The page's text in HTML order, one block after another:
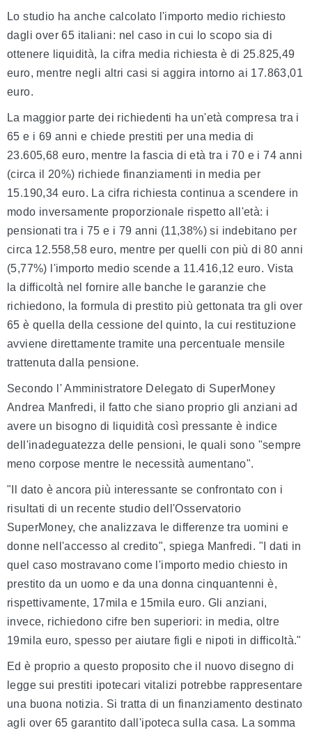
Lo studio ha anche calcolato l'importo medio richiesto
dagli over 65 italiani: nel caso in cui lo scopo sia di
ottenere liquidità, la cifra media richiesta è di 25.825,49
euro, mentre negli altri casi si aggira intorno ai 17.863,01
euro.
La maggior parte dei richiedenti ha un'età compresa tra i
65 e i 69 anni e chiede prestiti per una media di
23.605,68 euro, mentre la fascia di età tra i 70 e i 74 anni
(circa il 20%) richiede finanziamenti in media per
15.190,34 euro. La cifra richiesta continua a scendere in
modo inversamente proporzionale rispetto all'età: i
pensionati tra i 75 e i 79 anni (11,38%) si indebitano per
circa 12.558,58 euro, mentre per quelli con più di 80 anni
(5,77%) l'importo medio scende a 11.416,12 euro. Vista
la difficoltà nel fornire alle banche le garanzie che
richiedono, la formula di prestito più gettonata tra gli over
65 è quella della cessione del quinto, la cui restituzione
avviene direttamente tramite una percentuale mensile
trattenuta dalla pensione.
Secondo l' Amministratore Delegato di SuperMoney
Andrea Manfredi, il fatto che siano proprio gli anziani ad
avere un bisogno di liquidità così pressante è indice
dell'inadeguatezza delle pensioni, le quali sono "sempre
meno corpose mentre le necessità aumentano".
"Il dato è ancora più interessante se confrontato con i
risultati di un recente studio dell'Osservatorio
SuperMoney, che analizzava le differenze tra uomini e
donne nell'accesso al credito", spiega Manfredi. "I dati in
quel caso mostravano come l'importo medio chiesto in
prestito da un uomo e da una donna cinquantenni è,
rispettivamente, 17mila e 15mila euro. Gli anziani,
invece, richiedono cifre ben superiori: in media, oltre
19mila euro, spesso per aiutare figli e nipoti in difficoltà."
Ed è proprio a questo proposito che il nuovo disegno di
legge sui prestiti ipotecari vitalizi potrebbe rappresentare
una buona notizia. Si tratta di un finanziamento destinato
agli over 65 garantito dall'ipoteca sulla casa. La somma